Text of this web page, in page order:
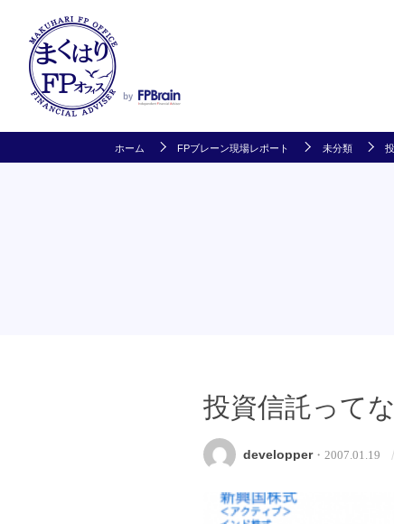
ホーム FPブレーン現場レポート 未分類
投資信託って
developper・2007.01.19